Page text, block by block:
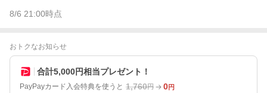
8/6 21:00時点
おトクなお知らせ
合計5,000円相当プレゼント！
PayPayカード入会特典を使うと 1,760円 0円